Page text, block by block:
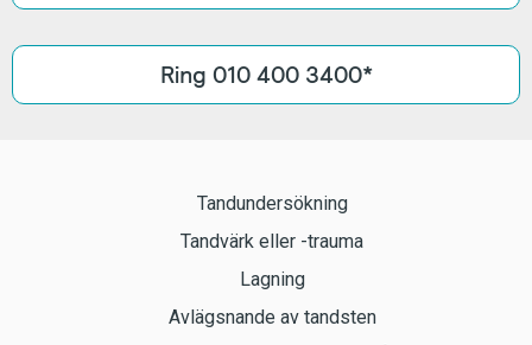
Ring 010 400 3400*
Tandundersökning
Tandvärk eller -trauma
Lagning
Avlägsnande av tandsten